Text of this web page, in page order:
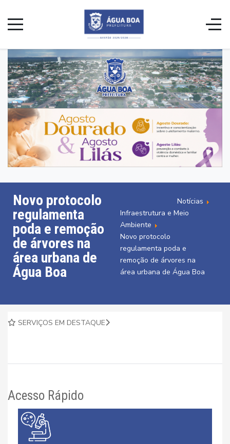
Novo protocolo
regulamenta
poda e remoção
de árvores na
área urbana de
Água Boa
Notícias
Infraestrutura e Meio
Ambiente
Novo protocolo
regulamenta poda e
remoção de árvores na
área urbana de Água Boa
SERVIÇOS EM DESTAQUE
Acesso Rápido